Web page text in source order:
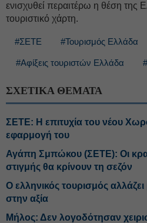
ενισχυθεί περαιτέρω η θέση της
τουριστικό χάρτη.
#ΣΕΤΕ #Τουρισμός Ελλάδα
#Αφίξεις τουριστών Ελλάδα
ΣΧΕΤΙΚΑ ΘΕΜΑΤΑ
ΣΕΤΕ: Η επιτυχία του νέου
εφαρμογή του
Αγάπη Σμπώκου (ΣΕΤΕ): Οι
στιγμής θα κρίνουν τη σεζόν
Ο ελληνικός τουρισμός
στην αξία
Μήλος: Δεν λογοδότησαν